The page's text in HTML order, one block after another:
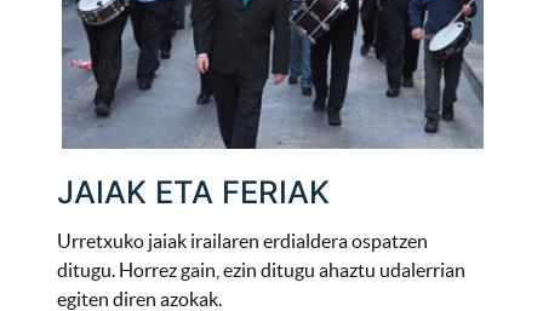
JAIAK ETA FERIAK
Urretxuko jaiak irailaren erdialdera ospatzen
ditugu. Horrez gain, ezin ditugu ahaztu udalerrian
egiten diren azokak.